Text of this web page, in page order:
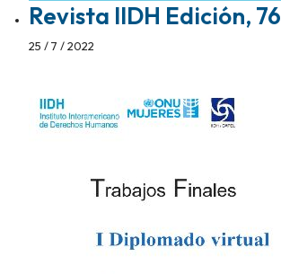
Revista IIDH Edición, 76
25 / 7 / 2022